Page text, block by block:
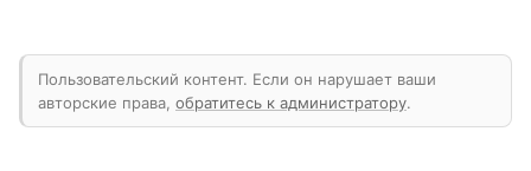
Пользовательский контент. Если он нарушает ваши
авторские права, обратитесь к администратору.